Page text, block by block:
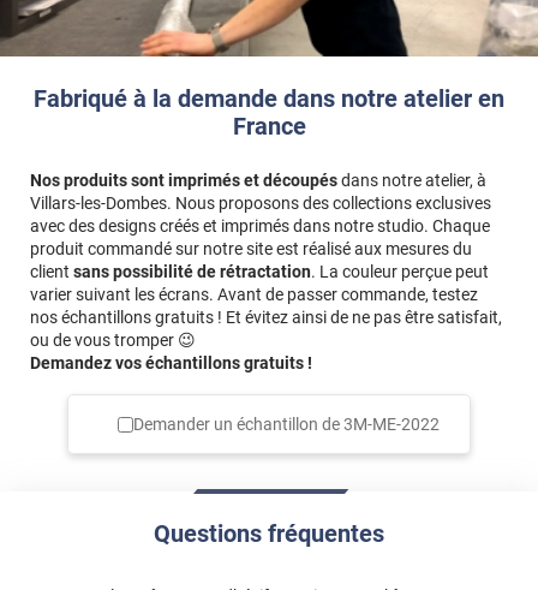
Fabriqué à la demande dans notre atelier en
France
Nos produits sont imprimés et découpésdans notre atelier, à
Villars-les-Dombes. Nous proposons des collections exclusives
avec des designs créés et imprimés dans notre studio. Chaque
produit commandé sur notre site est réalisé aux mesures du
client sans possibilité de rétractation. La couleur perçue peut
varier suivant les écrans. Avant de passer commande, testez
nos échantillons gratuits ! Et évitez ainsi de ne pas être satisfait,
ou de vous tromper 😉
Demandez vos échantillons gratuits !
Demander un échantillon de3M-ME-2022
Questions fréquentes